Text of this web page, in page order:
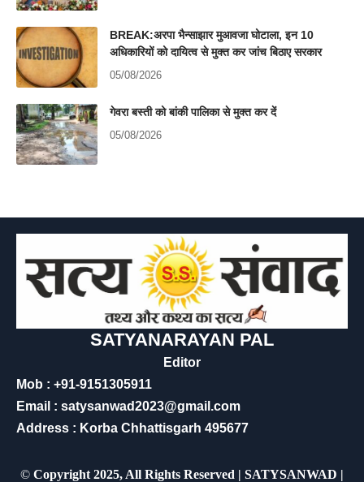
BREAK:अरपा भैन्साझार मुआवजा घोटाला, इन 10
अधिकारियों को दायित्व से मुक्त कर जांच बिठाए सरकार
05/08/2026
गेवरा बस्ती को बांकी पालिका से मुक्त कर दें
05/08/2026
SATYANARAYAN PAL
Editor
Mob : +91-9151305911
Email : satysanwad2023@gmail.com
Address : Korba Chhattisgarh 495677
© Copyright 2025, All Rights Reserved | SATYSANWAD |